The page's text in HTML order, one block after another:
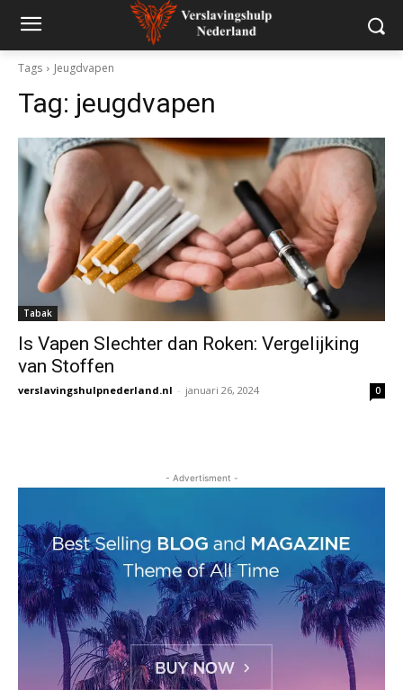
Tags Jeugdvapen
Tag: jeugdvapen
Tabak
Is Vapen Slechter dan Roken: Vergelijking
van Stoffen
verslavingshulpnederland.nl - januari 26, 2024 0
- Advertisment -